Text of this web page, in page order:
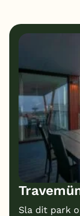
Sla dit park